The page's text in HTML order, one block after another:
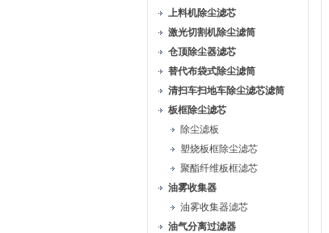
上料机除尘滤芯
激光切割机除尘滤筒
仓顶除尘器滤芯
替代布袋式除尘滤筒
清扫车扫地车除尘滤芯滤筒
板框除尘滤芯
除尘滤板
塑烧板框除尘滤芯
聚酯纤维板框滤芯
油雾收集器
油雾收集器滤芯
油气分离过滤器